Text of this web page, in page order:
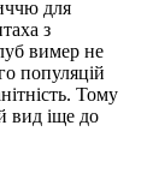
для
з
вимер не
популяцій
Тому
вид іще до